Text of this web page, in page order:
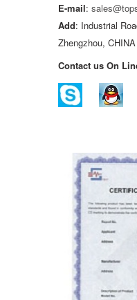
E-mail:
Add: Industrial
Zhengzhou, CHINA
Contact us On